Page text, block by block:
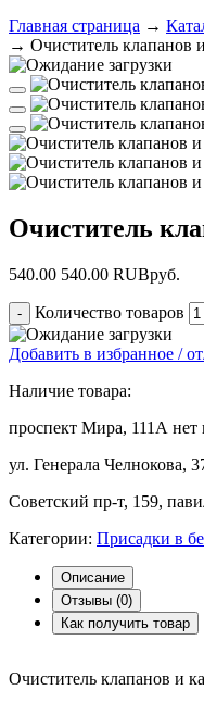
Главная страница →
→ Очиститель клапанов
Очиститель
540.00 540.00 RUBруб.
Количество товаров
Добавить в избранное /
Наличие товара:
проспект Мира, 111А нет
ул. Генерала Челнокова,
Советский пр-т, 159,
Категории: Присадки в
Описание
Отзывы (0)
Как получить товар
Очиститель клапанов и